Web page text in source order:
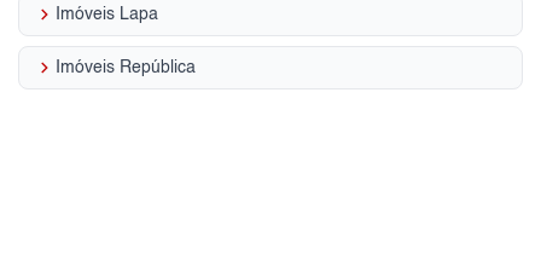
keyboard_arrow_right Imóveis Lapa
keyboard_arrow_right Imóveis República